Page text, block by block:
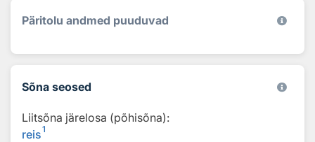
Päritolu andmed puuduvad
Sõna seosed
Liitsõna järelosa (põhisõna):
reis1